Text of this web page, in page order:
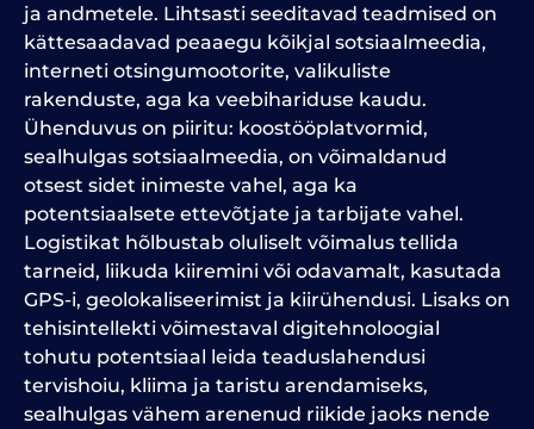
ja andmetele. Lihtsasti seeditavad teadmised on
kättesaadavad peaaegu kõikjal sotsiaalmeedia,
interneti otsingumootorite, valikuliste
rakenduste, aga ka veebihariduse kaudu.
Ühenduvus on piiritu: koostööplatvormid,
sealhulgas sotsiaalmeedia, on võimaldanud
otsest sidet inimeste vahel, aga ka
potentsiaalsete ettevõtjate ja tarbijate vahel.
Logistikat hõlbustab oluliselt võimalus tellida
tarneid, liikuda kiiremini või odavamalt, kasutada
GPS-i, geolokaliseerimist ja kiirühendusi. Lisaks on
tehisintellekti võimestaval digitehnoloogial
tohutu potentsiaal leida teaduslahendusi
tervishoiu, kliima ja taristu arendamiseks,
sealhulgas vähem arenenud riikide jaoks nende